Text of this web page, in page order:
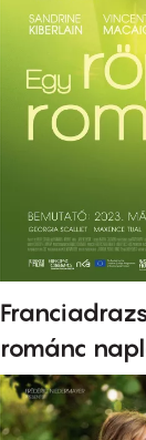
románc